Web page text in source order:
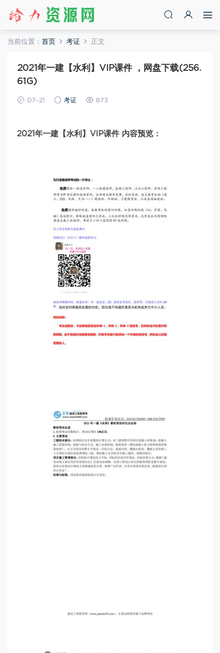
当前位置： 首页 考证 正文
2021年一建【水利】VIP课件 ，网盘下载(256.
61G)
07-21 考证 873
2021年一建【水利】VIP课件 内容预览：